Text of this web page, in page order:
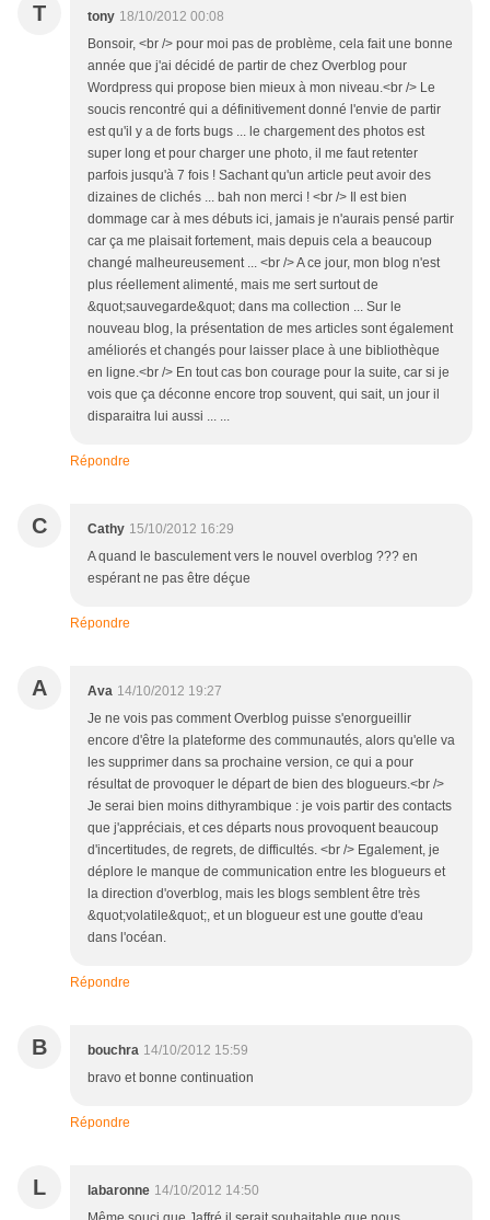
T tony 18/10/2012 00:08
Bonsoir, <br /> pour moi pas de problème, cela fait une bonne
année que j'ai décidé de partir de chez Overblog pour
Wordpress qui propose bien mieux à mon niveau.<br /> Le
soucis rencontré qui a définitivement donné l'envie de partir
est qu'il y a de forts bugs ... le chargement des photos est
super long et pour charger une photo, il me faut retenter
parfois jusqu'à 7 fois ! Sachant qu'un article peut avoir des
dizaines de clichés ... bah non merci ! <br /> Il est bien
dommage car à mes débuts ici, jamais je n'aurais pensé partir
car ça me plaisait fortement, mais depuis cela a beaucoup
changé malheureusement ... <br /> A ce jour, mon blog n'est
plus réellement alimenté, mais me sert surtout de
&quot;sauvegarde&quot; dans ma collection ... Sur le
nouveau blog, la présentation de mes articles sont également
améliorés et changés pour laisser place à une bibliothèque
en ligne.<br /> En tout cas bon courage pour la suite, car si je
vois que ça déconne encore trop souvent, qui sait, un jour il
disparaitra lui aussi ... ...
Répondre
C Cathy 15/10/2012 16:29
A quand le basculement vers le nouvel overblog ??? en
espérant ne pas être déçue
Répondre
A Ava 14/10/2012 19:27
Je ne vois pas comment Overblog puisse s'enorgueillir
encore d'être la plateforme des communautés, alors qu'elle va
les supprimer dans sa prochaine version, ce qui a pour
résultat de provoquer le départ de bien des blogueurs.<br />
Je serai bien moins dithyrambique : je vois partir des contacts
que j'appréciais, et ces départs nous provoquent beaucoup
d'incertitudes, de regrets, de difficultés. <br /> Egalement, je
déplore le manque de communication entre les blogueurs et
la direction d'overblog, mais les blogs semblent être très
&quot;volatile&quot;, et un blogueur est une goutte d'eau
dans l'océan.
Répondre
B bouchra 14/10/2012 15:59
bravo et bonne continuation
Répondre
L labaronne 14/10/2012 14:50